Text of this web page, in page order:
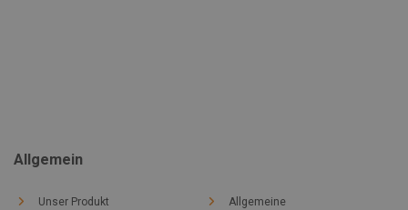
Allgemein
Unser Produkt
Allgemeine